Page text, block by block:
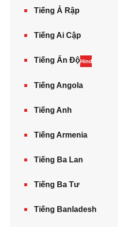
Tiếng Ả Rập
Tiếng Ai Cập
Tiếng Ấn ĐộHindi
Tiếng Angola
Tiếng Anh
Tiếng Armenia‎
Tiếng Ba Lan
Tiếng Ba Tư
Tiếng Banladesh